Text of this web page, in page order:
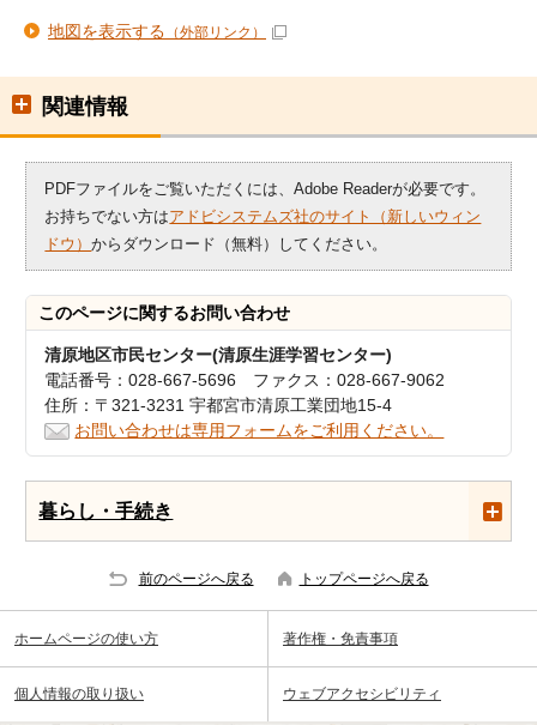
地図を表示する （外部リンク）
関連情報
PDFファイルをご覧いただくには、Adobe Readerが必要です。
お持ちでない方はアドビシステムズ社のサイト（新しいウィン
ドウ）からダウンロード（無料）してください。
このページに関するお問い合わせ
清原地区市民センター(清原生涯学習センター)
電話番号：028-667-5696 ファクス：028-667-9062
住所：〒321-3231 宇都宮市清原工業団地15-4
お問い合わせは専用フォームをご利用ください。
暮らし・手続き
前のページへ戻る トップページへ戻る
ホームページの使い方 著作権・免責事項
個人情報の取り扱い ウェブアクセシビリティ